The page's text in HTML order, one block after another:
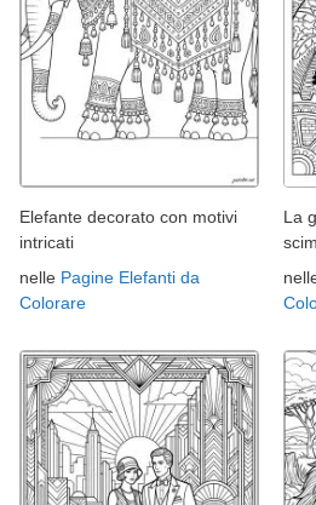
Elefante decorato con motivi
intricati
nelle Pagine Elefanti da
Colorare
La